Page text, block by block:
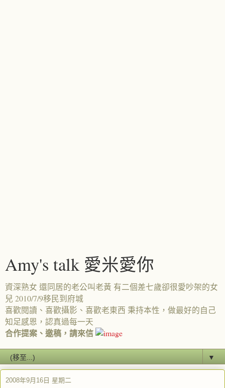
Amy's talk 愛米愛你
資深熟女 還同居的老公叫老黃 有二個差七歲卻很愛吵架的女
兒 2010/7/9移民到府城
喜歡閱讀、喜歡攝影、喜歡老東西 秉持本性，做最好的自己
知足感恩，認真過每一天
合作提案、邀稿，請來信
▼
2008年9月16日 星期二